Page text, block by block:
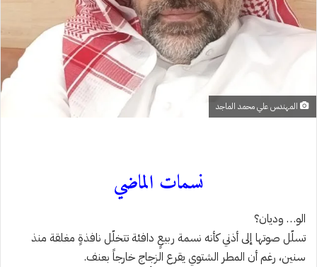
المهندس علي محمد الماجد
نسمات الماضي
الو… وديان؟
تسلّل صوتها إلى أذني كأنه نسمة ربيعٍ دافئة تتخلّل نافذةٍ مغلقة منذ
سنين، رغم أن المطر الشتوي يقرع الزجاج خارجاً بعنف.